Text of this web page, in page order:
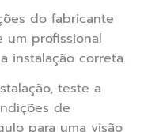
do fabricante
um profissional
instalação correta.
teste a
de
para uma visão